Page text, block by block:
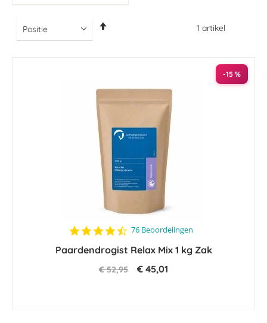
1 artikel
-15 %
4.4
rating
76 Beoordelingen
Paardendrogist Relax Mix 1 kg Zak
€ 52,95 € 45,01